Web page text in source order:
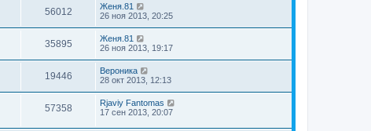
56012
Женя.81
26 ноя 2013, 20:25
35895
Женя.81
26 ноя 2013, 19:17
19446
Вероника
28 окт 2013, 12:13
57358
Rjaviy Fantomas
17 сен 2013, 20:07